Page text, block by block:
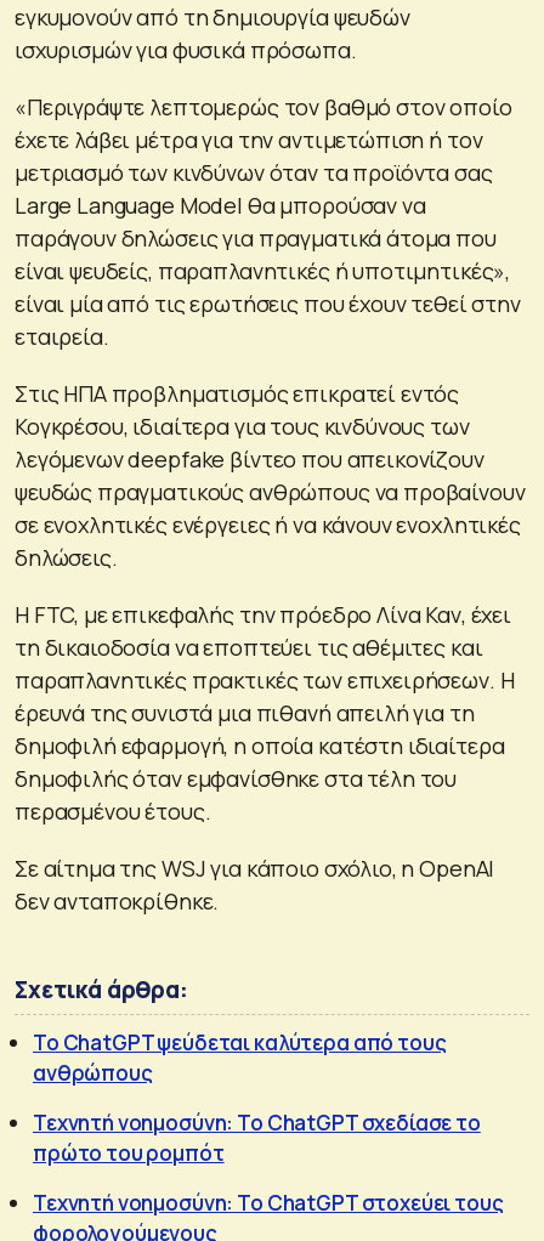
εγκυμονούν από τη δημιουργία ψευδών
ισχυρισμών για φυσικά πρόσωπα.
«Περιγράψτε λεπτομερώς τον βαθμό στον οποίο
έχετε λάβει μέτρα για την αντιμετώπιση ή τον
μετριασμό των κινδύνων όταν τα προϊόντα σας
Large Language Model θα μπορούσαν να
παράγουν δηλώσεις για πραγματικά άτομα που
είναι ψευδείς, παραπλανητικές ή υποτιμητικές»,
είναι μία από τις ερωτήσεις που έχουν τεθεί στην
εταιρεία.
Στις ΗΠΑ προβληματισμός επικρατεί εντός
Κογκρέσου, ιδιαίτερα για τους κινδύνους των
λεγόμενων deepfake βίντεο που απεικονίζουν
ψευδώς πραγματικούς ανθρώπους να προβαίνουν
σε ενοχλητικές ενέργειες ή να κάνουν ενοχλητικές
δηλώσεις.
Η FTC, με επικεφαλής την πρόεδρο Λίνα Καν, έχει
τη δικαιοδοσία να εποπτεύει τις αθέμιτες και
παραπλανητικές πρακτικές των επιχειρήσεων. Η
έρευνά της συνιστά μια πιθανή απειλή για τη
δημοφιλή εφαρμογή, η οποία κατέστη ιδιαίτερα
δημοφιλής όταν εμφανίσθηκε στα τέλη του
περασμένου έτους.
Σε αίτημα της WSJ για κάποιο σχόλιο, η OpenAI
δεν ανταποκρίθηκε.
Σχετικά άρθρα:
Το ChatGPT ψεύδεται καλύτερα από τους
ανθρώπους
Τεχνητή νοημοσύνη: To ChatGPT σχεδίασε το
πρώτο του ρομπότ
Τεχνητή νοημοσύνη: Το ChatGPT στοχεύει τους
φορολογούμενους